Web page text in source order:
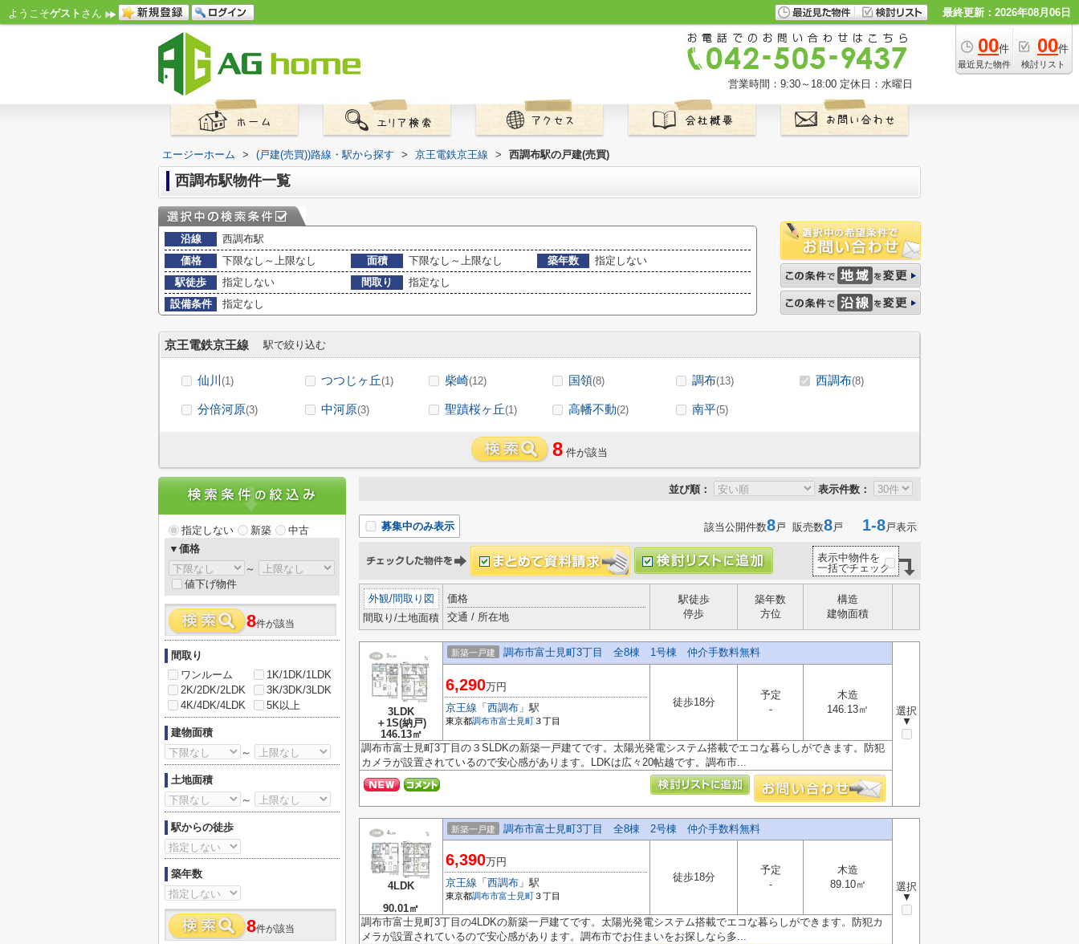
ようこそゲスト さん 最終更新：2026年08月06日
00件
最近見た物件
00件
検討リスト
営業時間：9:30～18:00 定休日：水曜日
エージーホーム > (戸建(売買))路線・駅から探す > 京王電鉄京王線 > 西調布駅の戸建(売買)
西調布駅物件一覧
沿線
西調布駅
価格
下限なし～上限なし 面積 下限なし～上限なし 築年数
指定しない
駅徒歩
指定しない 間取り
指定なし
設備条件
指定なし
京王電鉄京王線 駅で絞り込む
仙川 (1) つつじヶ丘(1) 柴崎(12) 国領(8) 調布(13) 西調布(8)
分倍河原(3) 中河原(3) 聖蹟桜ヶ丘(1) 高幡不動(2) 南平(5)
8 件が該当
並び順： 表示件数：
募集中のみ表示 該当公開件数8戸 販売数8戸 1-8戸表示
表示中物件を
一括でチェック
外観/間取り図
間取り/土地面積
価格
交通 / 所在地
駅徒歩
停歩
築年数
方位
構造
建物面積
3LDK
＋1S(納戸)
146.13㎡
新築一戸建 調布市富士見町3丁目 全8棟 1号棟 仲介手数料無料
選択
▼
6,290万円
京王線 「 西調布 」駅
東京都調布市富士見町 ３丁目
徒歩18分
予定
-
木造
146.13㎡
調布市富士見町3丁目の３SLDKの新築一戸建てです。太陽光発電システム搭載でエコな暮らしができます。防犯
カメラが設置されているので安心感があります。LDKは広々20帖越です。調布市...
4LDK
90.01㎡
新築一戸建 調布市富士見町3丁目 全8棟 2号棟 仲介手数料無料
選択
▼
6,390万円
京王線 「 西調布 」駅
東京都調布市富士見町 ３丁目
徒歩18分
予定
-
木造
89.10㎡
調布市富士見町3丁目の4LDKの新築一戸建てです。太陽光発電システム搭載でエコな暮らしができます。防犯カ
メラが設置されているので安心感があります。調布市でお住まいをお探しなら多...
指定しない 新築
中古
▼価格
～
値下げ物件
8件が該当
間取り
ワンルーム
1K/1DK/1LDK
2K/2DK/2LDK
3K/3DK/3LDK
4K/4DK/4LDK
5K以上
建物面積
～
土地面積
～
駅からの徒歩
築年数
8件が該当